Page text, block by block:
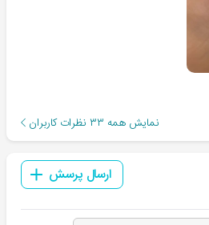
نمایش همه ۳۳ نظرات کاربران
ارسال پرسش